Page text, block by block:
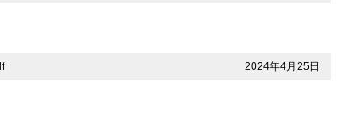
2024年4月25日